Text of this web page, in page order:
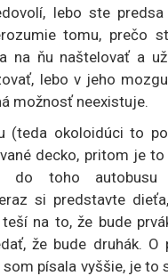
lebo ste
tomu, prečo
na ňu naštelovať a
lebo v jeho
možnosť neexistuje.
(teda okoloidúci to
decko, pritom je
do toho autobusu
si predstavte
na to, že bude
že bude druhák. O
písala vyššie, je to